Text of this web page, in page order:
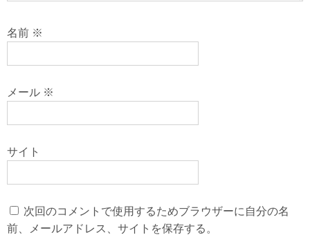
名前 ※
メール ※
サイト
次回のコメントで使用するためブラウザーに自分の名
前、メールアドレス、サイトを保存する。